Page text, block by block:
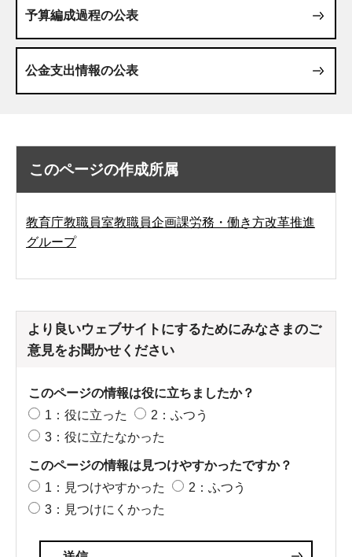
予算編成過程の公表
公金支出情報の公表
このページの作成所属
教育庁教職員室教職員企画課労務・働き方改革推進
グループ
より良いウェブサイトにするためにみなさまのご
意見をお聞かせください
このページの情報は役に立ちましたか？
1：役に立った
2：ふつう
3：役に立たなかった
このページの情報は見つけやすかったですか？
1：見つけやすかった
2：ふつう
3：見つけにくかった